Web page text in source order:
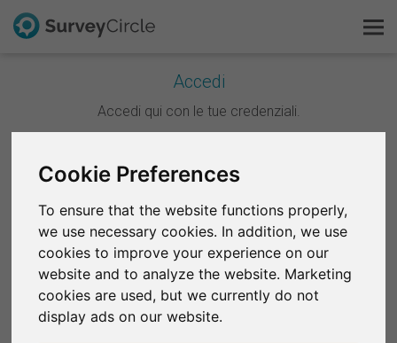
Cookie Preferences
To ensure that the website functions properly,
we use necessary cookies. In addition, we use
cookies to improve your experience on our
website and to analyze the website. Marketing
cookies are used, but we currently do not
display ads on our website.
Accedi
Accedi qui con le tue credenziali.
Continua con Google
Continua con Facebook
OPPURE
E-mail*
Questo è SurveyCircle
FAQ
Registrati gratis